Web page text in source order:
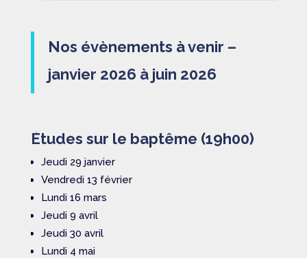
Nos évènements à venir –
janvier 2026 à juin 2026
Études sur le baptême (19h00)
Jeudi 29 janvier
Vendredi 13 février
Lundi 16 mars
Jeudi 9 avril
Jeudi 30 avril
Lundi 4 mai